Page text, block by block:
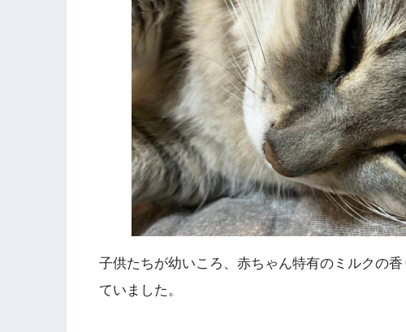
子供たちが幼いころ、赤ちゃん特有のミルクの
ていました。